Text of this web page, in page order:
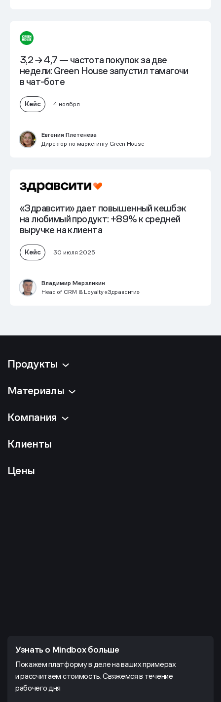
3,2 → 4,7 — частота покупок за две
недели: Green House запустил тамагочи
в чат-боте
Кейс 4 ноября
Евгения Плетенева
Директор по маркетингу Green House
«Здравсити» дает повышенный кешбэк
на любимый продукт: +89% к средней
выручке на клиента
Кейс 30 июля 2025
Владимир Мерзликин
Head of CRM & Loyalty «Здравсити»
Продукты
Материалы
Компания
Клиенты
Цены
Узнать о Mindbox больше
Покажем платформу в деле на ваших примерах
и рассчитаем стоимость. Свяжемся в течение
рабочего дня